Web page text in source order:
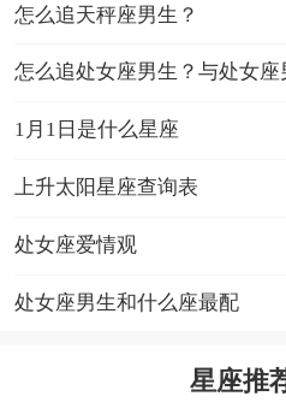
怎么追天秤座男生？
怎么追处女座男生？与处女座
1月1日是什么星座
上升太阳星座查询表
处女座爱情观
处女座男生和什么座最配
星座推